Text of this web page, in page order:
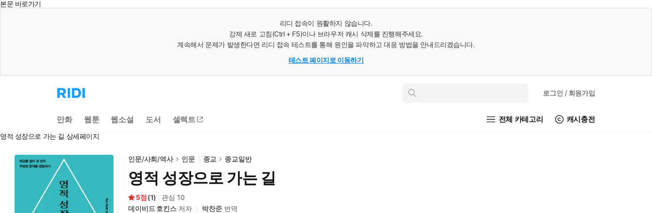
본문 바로가기
리디 접속이 원활하지 않습니다.
강제 새로 고침(Ctrl + F5)이나 브라우저 캐시 삭제를 진행해주세요.
계속해서 문제가 발생한다면 리디 접속 테스트를 통해 원인을 파악하고 대응 방법을 안내드리겠습니다.
테스트 페이지로 이동하기
리
디
으
로
동
인
로그인 / 회원가입
만화 웹툰 웹소설 도서 셀렉트 전체 카테고리 캐시충전
영적 성장으로 가는 길 상세페이지
인문/사회/역사 인문 종교 종교일반
영적 성장으로 가는 길
5 (1) 관심 10
데이비드 호킨스저자 박찬준 번역